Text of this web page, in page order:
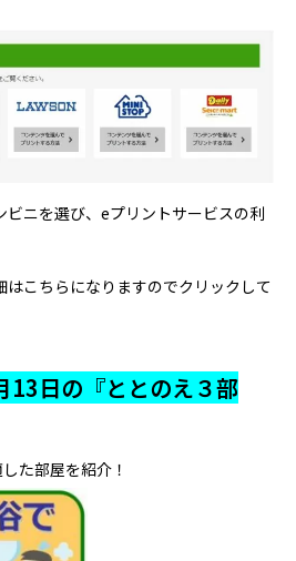
ビニを選び、eプリントサービスの利
こちらになりますのでクリックして
13日の『ととのえ３部
た部屋を紹介！